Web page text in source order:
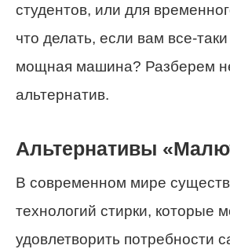
студентов, или для
что делать, если вам все-
мощная машина? Разберем
альтернатив.
Альтернативы
В современном мире
технологий стирки, которые
удовлетворить потребности